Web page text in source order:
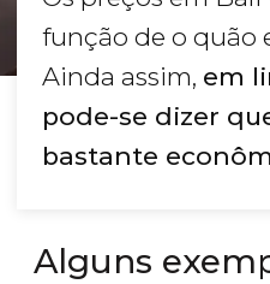
função de o quão
Ainda assim, em
pode-se dizer
bastante
Alguns